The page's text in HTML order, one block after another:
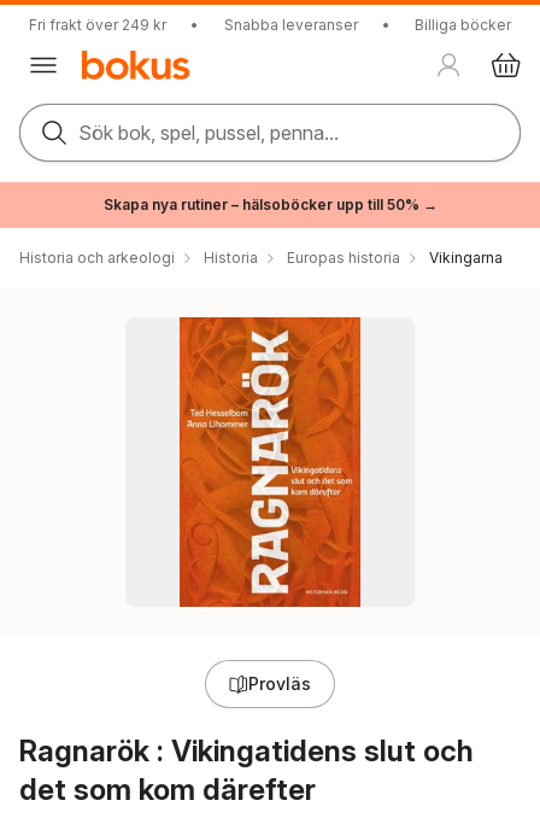
Fri frakt över 249 kr • Snabba leveranser • Billiga böcker
Sök bok, spel, pussel, penna...
Skapa nya rutiner – hälsoböcker upp till 50% →
Historia och arkeologi Historia Europas historia Vikingarna
Provläs
Ragnarök : Vikingatidens slut och
det som kom därefter